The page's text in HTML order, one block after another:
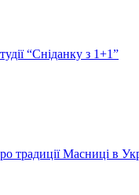
“Сніданку з 1+1”
традиції Масниці в